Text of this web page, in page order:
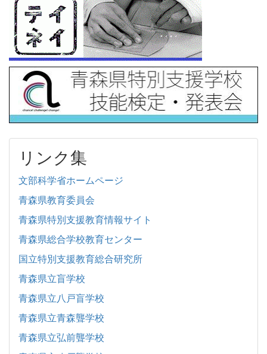
リンク集
文部科学省ホームページ
青森県教育委員会
青森県特別支援教育情報サイト
青森県総合学校教育センター
国立特別支援教育総合研究所
青森県立盲学校
青森県立八戸盲学校
青森県立青森聾学校
青森県立弘前聾学校